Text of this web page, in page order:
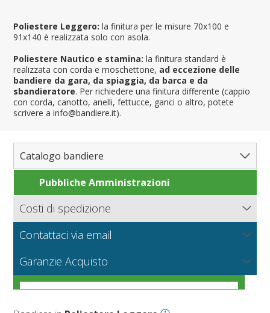
Poliestere Leggero: la finitura per le misure 70x100 e
91x140 è realizzata solo con asola.
Poliestere Nautico e stamina: la finitura standard è
realizzata con corda e moschettone, ad eccezione delle
bandiere da gara, da spiaggia, da barca e da
sbandieratore. Per richiedere una finitura differente (cappio
con corda, canotto, anelli, fettucce, ganci o altro, potete
scrivere a info@bandiere.it).
Catalogo bandiere
Bandiere del Mondo
Nord America
Sud America
Asia
Regioni e Stati
Regioni italiane
Francesi
Contee e Province
Province Italiane
Province Spagnole
Città Italiane
Città spagnole
Nautiche e Spiaggia
Militari e Mercantili
Corse automobilistiche
Pubbliche Amministrazioni
Costi di spedizione
Bandiere.it calcola le spese di spedizione in base al peso
della merce, il tipo di pagamento e la modalità di
VEDI
Contattaci via email
preventivo per grandi quantità o produzioni particolari.
VEDI
Garanzie Acquisto
Condizioni generali di vendita online
I tessuti per bandiere